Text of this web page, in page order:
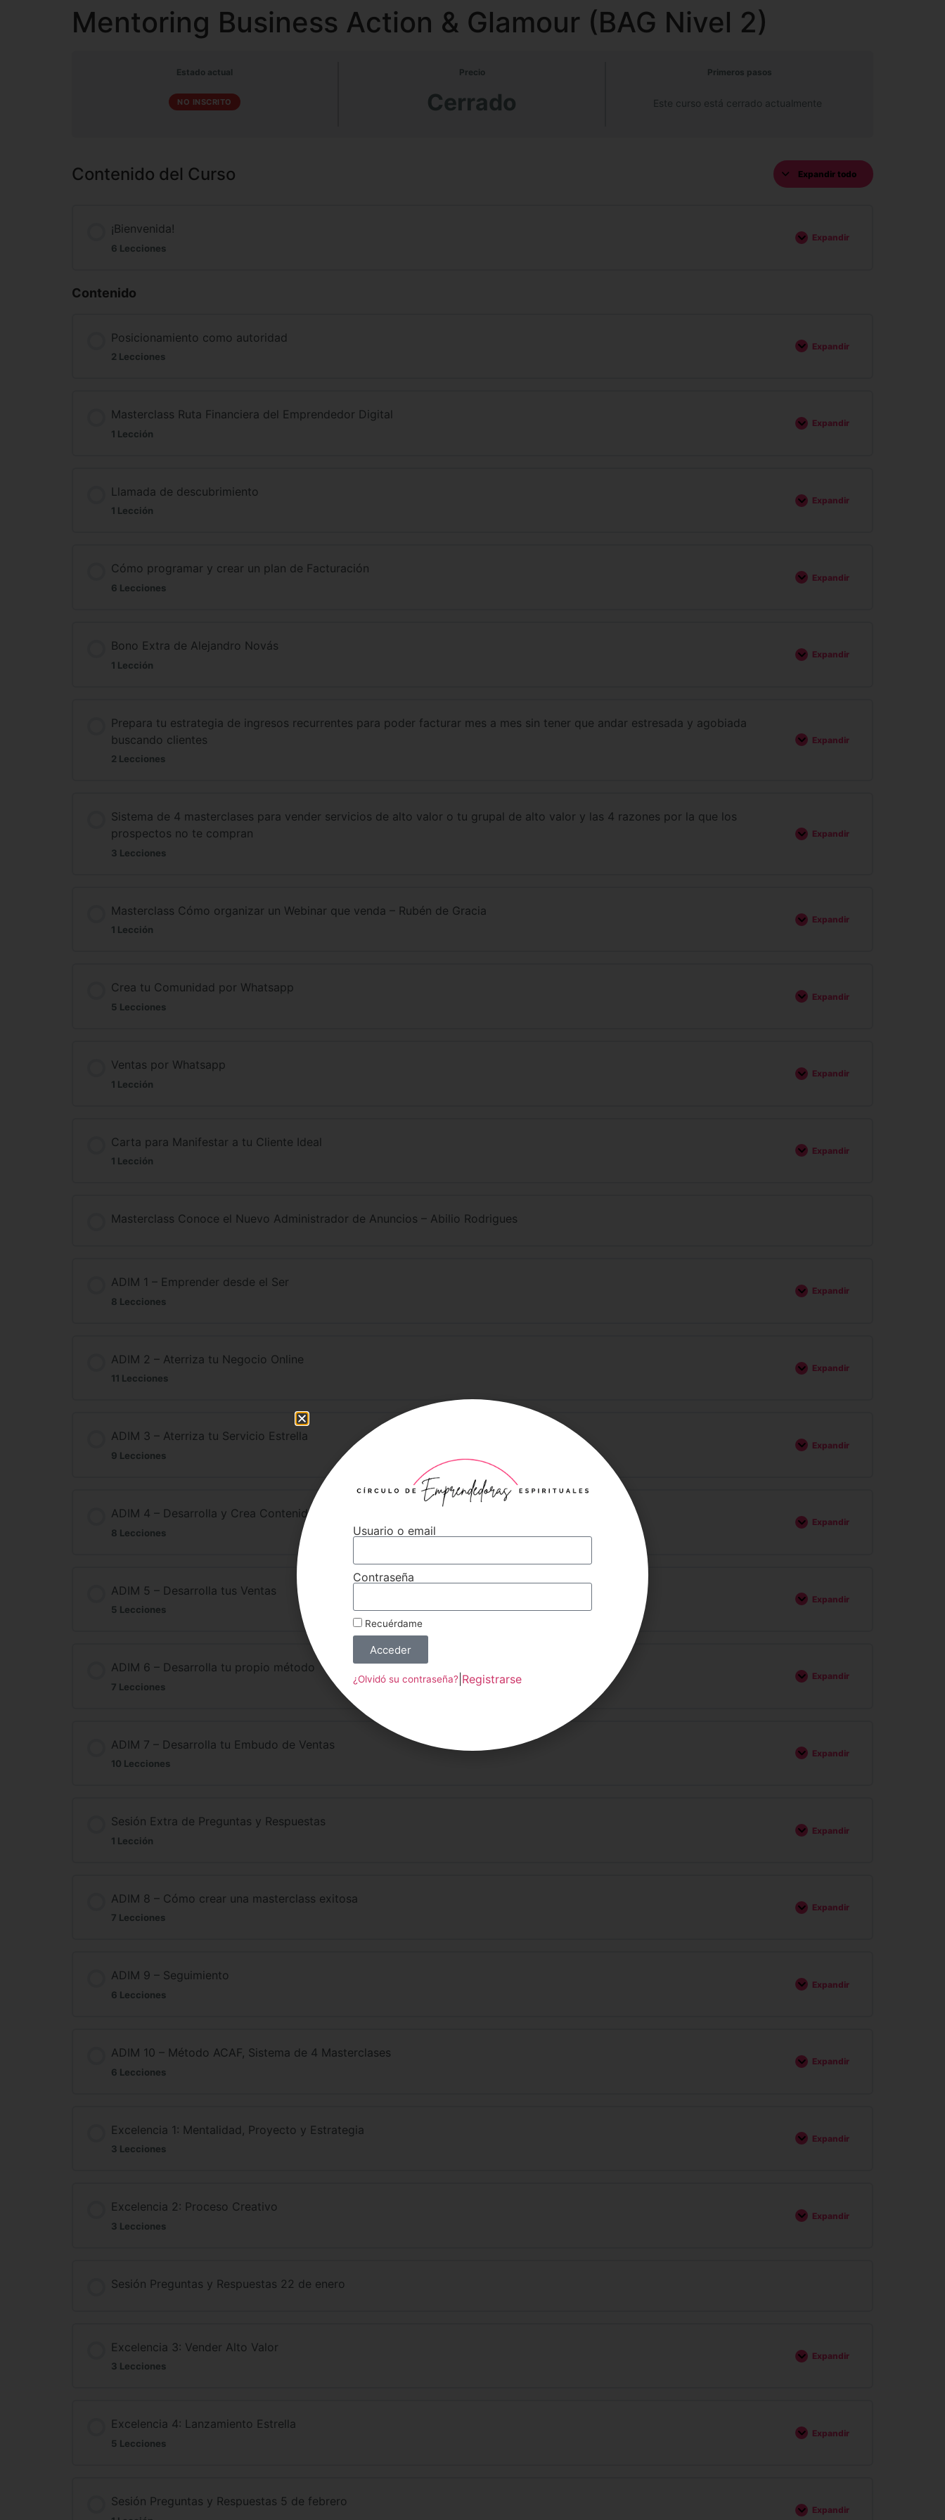
Mentoring Business Action & Glamour (BAG Nivel 2)
Estado actual
NO INSCRITO
Precio
Cerrado
Primeros pasos
Este curso está cerrado actualmente
Contenido del Curso Expandir todo
¡Bienvenida!
6 Lecciones
Expandir
Contenido
Posicionamiento como autoridad
2 Lecciones
Expandir
Masterclass Ruta Financiera del Emprendedor Digital
1 Lección
Expandir
Llamada de descubrimiento
1 Lección
Expandir
Cómo programar y crear un plan de Facturación
6 Lecciones
Expandir
Bono Extra de Alejandro Novás
1 Lección
Expandir
Prepara tu estrategia de ingresos recurrentes para poder facturar mes a mes sin tener que andar estresada y agobiada
buscando clientes
2 Lecciones
Expandir
Sistema de 4 masterclases para vender servicios de alto valor o tu grupal de alto valor y las 4 razones por la que los
prospectos no te compran
3 Lecciones
Expandir
Masterclass Cómo organizar un Webinar que venda – Rubén de Gracia
1 Lección
Expandir
Crea tu Comunidad por Whatsapp
5 Lecciones
Expandir
Ventas por Whatsapp
1 Lección
Expandir
Carta para Manifestar a tu Cliente Ideal
1 Lección
Expandir
Masterclass Conoce el Nuevo Administrador de Anuncios – Abilio Rodrigues
ADIM 1 – Emprender desde el Ser
8 Lecciones
Expandir
ADIM 2 – Aterriza tu Negocio Online
11 Lecciones
Expandir
ADIM 3 – Aterriza tu Servicio Estrella
9 Lecciones
Expandir
ADIM 4 – Desarrolla y Crea Contenido
8 Lecciones
Expandir
ADIM 5 – Desarrolla tus Ventas
5 Lecciones
Expandir
ADIM 6 – Desarrolla tu propio método
7 Lecciones
Expandir
ADIM 7 – Desarrolla tu Embudo de Ventas
10 Lecciones
Expandir
Sesión Extra de Preguntas y Respuestas
1 Lección
Expandir
ADIM 8 – Cómo crear una masterclass exitosa
7 Lecciones
Expandir
ADIM 9 – Seguimiento
6 Lecciones
Expandir
ADIM 10 – Método ACAF, Sistema de 4 Masterclases
6 Lecciones
Expandir
Excelencia 1: Mentalidad, Proyecto y Estrategia
3 Lecciones
Expandir
Excelencia 2: Proceso Creativo
3 Lecciones
Expandir
Sesión Preguntas y Respuestas 22 de enero
Excelencia 3: Vender Alto Valor
3 Lecciones
Expandir
Excelencia 4: Lanzamiento Estrella
5 Lecciones
Expandir
Sesión Preguntas y Respuestas 5 de febrero
Expandir
Usuario o email
Contraseña
Recuérdame
Acceder
¿Olvidó su contraseña? Registrarse